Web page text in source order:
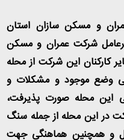
و مسکن سازان استان
شرکت عمران و مسکن
کارکنان این شرکت از محله
وضع موجود و مشکلات و
این محله صورت پذیرفت،
در این محله از جمله سنگ
و همچنین هماهنگی جهت